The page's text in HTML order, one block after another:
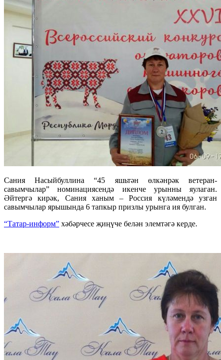
Сания Насыйбуллина “45 яшьтән өлкәнрәк ветеран-
савымчылар” номинациясендә икенче урынны яулаган.
Әйтергә кирәк, Сания ханым – Россия күләмендә узган
савымчылар ярышында 6 тапкыр призлы урынга ия булган.
“Татар-информ” хәбәрчесе җиңүче белән элемтәгә керде.